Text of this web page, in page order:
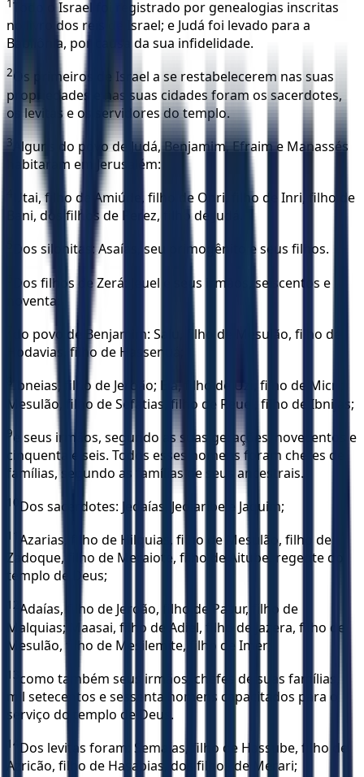
1Todo o Israel foi registrado por genealogias inscritas
no livro dos reis de Israel; e Judá foi levado para a
Babilônia, por causa da sua infidelidade.
2Os primeiros de Israel a se restabelecerem nas suas
propriedades e nas suas cidades foram os sacerdotes,
os levitas e os servidores do templo.
3
Alguns do povo de Judá, Benjamim, Efraim e Manassés
habitaram em Jerusalém:
Utai, filho de Amiúde, filho de Onri, filho de Inri, filho de
Bani, dos filhos de Perez, filho de Judá.
Dos silonitas: Asaías, seu primogênito e seus filhos.
Dos filhos de Zerá: Jeuel e seus irmãos, seiscentos e
noventa;
do povo de Benjamim: Salu, filho de Mesulão, filho de
Hodavias, filho de Hassenuá;
Ibneias, filho de Jeroão; Elá, filho de Uzi, filho de Micri;
Mesulão, filho de Sefatias, filho de Reuel, filho de Ibnijas;
9e seus irmãos, segundo as suas gerações, novecentos e
cinquenta e seis. Todos esses homens foram chefes de
famílias, segundo as famílias de seus ancestrais.
10 Dos sacerdotes: Jedaías, Jeoiaribe e Jaquim;
11
Azarias, filho de Hilquias, filho de Mesulão, filho de
Zadoque, filho de Meraiote, filho de Aitube, regente do
templo de Deus;
12 Adaías, filho de Jeroão, filho de Pasur, filho de
Malquias; Maasai, filho de Adiel, filho de Jazera, filho de
Mesulão, filho de Mesilemite, filho de Imer;
13 como também seus irmãos, chefes de suas famílias,
mil setecentos e sessenta homens capacitados para o
serviço do templo de Deus.
14 Dos levitas foram: Semaías, filho de Hassube, filho de
Azricão, filho de Hasabias, dos filhos de Merari;